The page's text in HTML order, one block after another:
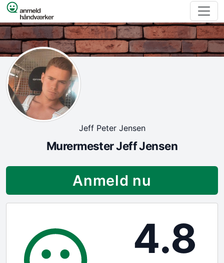
Spring til indhold
Jeff Peter Jensen
Murermester Jeff Jensen
Anmeld nu
4.8